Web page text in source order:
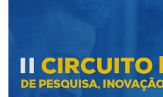
Editora
Rádio